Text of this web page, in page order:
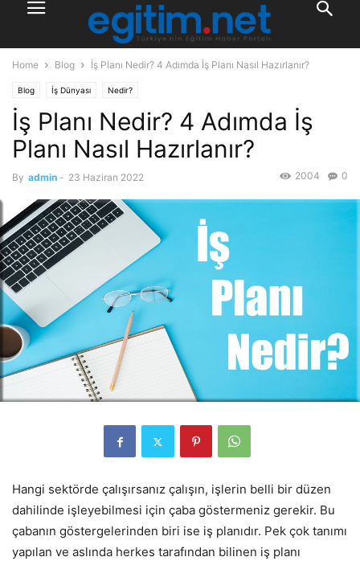
Home Blog İş Planı Nedir? 4 Adımda İş Planı Nasıl Hazırlanır?
Blog İş Dünyası Nedir?
İş Planı Nedir? 4 Adımda İş
Planı Nasıl Hazırlanır?
By admin - 23 Haziran 2022 0
2004
Hangi sektörde çalışırsanız çalışın, işlerin belli bir düzen
dahilinde işleyebilmesi için çaba göstermeniz gerekir. Bu
çabanın göstergelerinden biri ise iş planıdır. Pek çok tanımı
yapılan ve aslında herkes tarafından bilinen iş planı